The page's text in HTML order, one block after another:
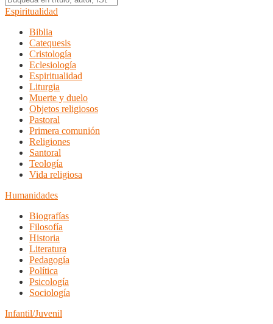
Espiritualidad
Biblia
Catequesis
Cristología
Eclesiología
Espiritualidad
Liturgia
Muerte y duelo
Objetos religiosos
Pastoral
Primera comunión
Religiones
Santoral
Teología
Vida religiosa
Humanidades
Biografías
Filosofía
Historia
Literatura
Pedagogía
Política
Psicología
Sociología
Infantil/Juvenil